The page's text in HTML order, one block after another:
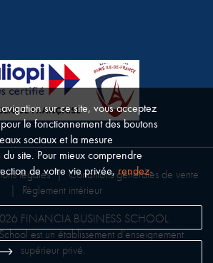
FINANCIA BUSINESS SCHOOL.
est un établissement d’enseignement
supérieur privé.
légales | Conditions générales de vente
Règlement intérieur
sur ce site, vous acceptez
le fonctionnement des boutons
sociaux et la mesure
site. Pour mieux comprendre
de votre vie privée,rendez-